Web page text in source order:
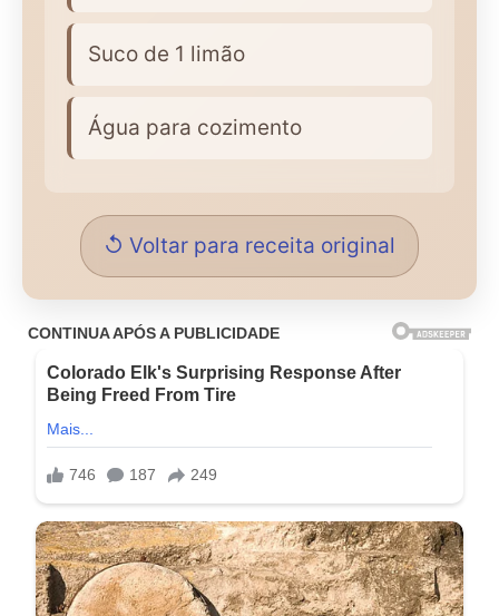
Suco de 1 limão
Água para cozimento
↺ Voltar para receita original